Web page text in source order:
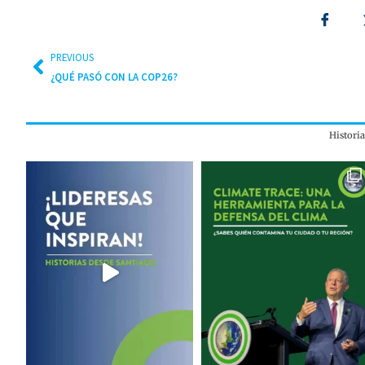
PREVIOUS
¿QUÉ PASÓ CON LA COP26?